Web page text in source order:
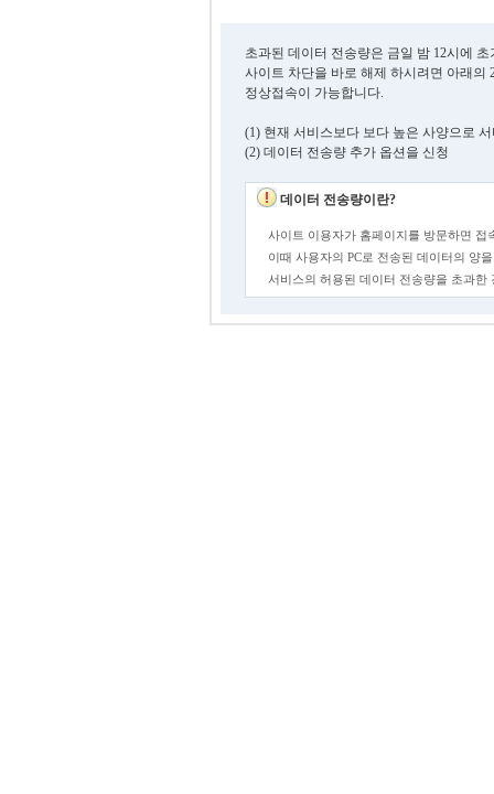
초과된 데이터 전송량은 금일 밤 12시에
사이트 차단을 바로 해제 하시려면 아래의
정상접속이 가능합니다.
(1) 현재 서비스보다 보다 높은 사양으로
(2) 데이터 전송량 추가 옵션을 신청
데이터 전송량이란?
사이트 이용자가 홈페이지를 방문하면 접
이때 사용자의 PC로 전송된 데이터의 양
서비스의 허용된 데이터 전송량을 초과